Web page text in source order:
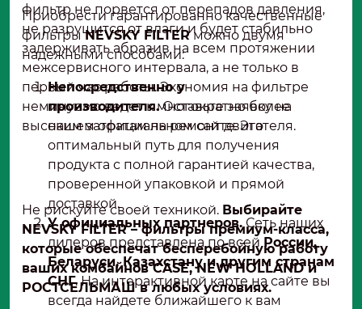
фильтр не порвется от перепадов давления,
не разрушится от влаги и будет стабильно
задерживать абразив на всем протяжении
межсервисного интервала, а не только в
первый час работы. Экономия на фильтре
неминуемо ведет к многократно более
высоким затратам на ремонт двигателя.
Приобрести гарантированно качественные
фильтрыNEVSKY FILTERможно двумя
надежными способами:
Непосредственно у
производителя.Оставьте заявку на
нашем официальном сайте. Это
оптимальный путь для получения
продукта с полной гарантией качества,
проверенной упаковкой и прямой
доставкой.
У официальных партнеров.Сеть наших
дилеров представлена по всейРоссии,
Беларуси, Казахстану и другим странам
СНГ. На интерактивной карте на сайте вы
всегда найдете ближайшего к вам
Не рискуйте своей техникой. Выбирайте
NEVSKY FILTER – фильтры премиум-класса,
которые обеспечат бесперебойную работу
ваших комбайнов CASE, NEW HOLLAND и
РОСТСЕЛЬМАШ в любых условиях.